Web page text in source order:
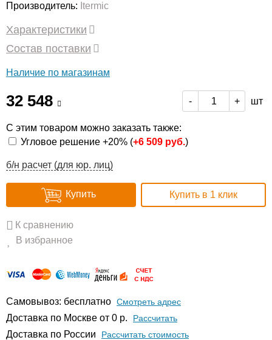
Производитель: Itermic
Характеристики
Состав поставки
Наличие по магазинам
32 548 - + шт
С этим товаром можно заказать также:
Угловое решение +20% (+6 509 руб.)
б/н расчет (для юр. лиц)
Купить Купить в 1 клик
К сравнению
В избранное
Самовывоз: бесплатно Смотреть адрес
Доставка по Москве от 0 р. Расcчитать
Доставка по России Рассчитать стоимость